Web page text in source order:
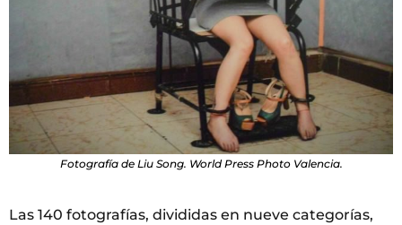
Fotografía de Liu Song. World Press Photo Valencia.
Las 140 fotografías, divididas en nueve categorías,